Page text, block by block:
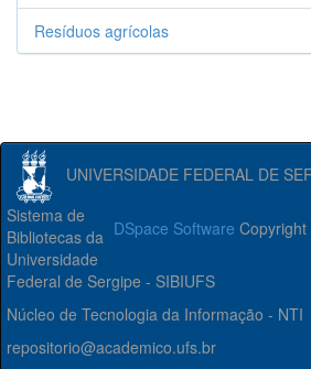
Resíduos agrícolas
UNIVERSIDADE FEDERAL DE
DSpace Software
Sistema de
Bibliotecas da
Universidade
Federal de Sergipe - SIBIUFS
Núcleo de Tecnologia da Informação - NTI
repositorio@academico.ufs.br